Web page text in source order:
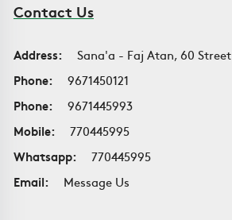
Contact Us
Address:
Sana'a - Faj Atan, 60 Street
Phone:
9671450121
Phone:
9671445993
Mobile:
770445995
Whatsapp:
770445995
Email:
Message Us